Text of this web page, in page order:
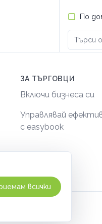
всички
По
ЗА ТЪРГОВЦИ
Включи бизнеса си
Управлявай
с easybook